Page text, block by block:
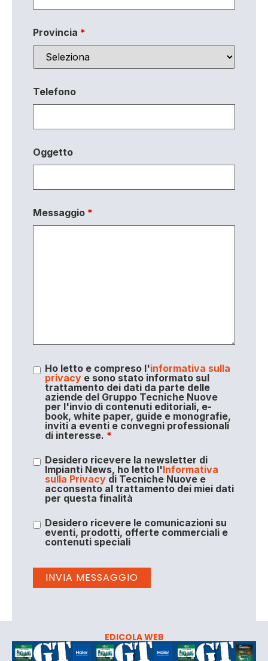
Provincia *
Telefono
Oggetto
Messaggio *
Ho letto e compreso l'informativa sulla
privacye sono stato informato sul
trattamento dei dati da parte delle
aziende del Gruppo Tecniche Nuove
per l'invio di contenuti editoriali, e-
book, white paper, guide e monografie,
inviti a eventi e convegni professionali
di interesse. *
Desidero ricevere la newsletter di
Impianti News, ho letto l'Informativa
sulla Privacydi Tecniche Nuove e
acconsento al trattamento dei miei dati
per questa finalità
Desidero ricevere le comunicazioni su
eventi, prodotti, offerte commerciali e
contenuti speciali
EDICOLA WEB